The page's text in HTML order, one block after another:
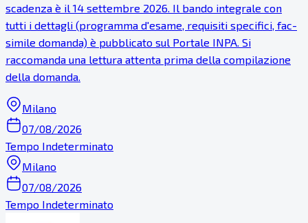
scadenza è il 14 settembre 2026. Il bando integrale con
tutti i dettagli (programma d'esame, requisiti specifici, fac-
simile domanda) è pubblicato sul Portale INPA. Si
raccomanda una lettura attenta prima della compilazione
della domanda.
Milano
07/08/2026
Tempo Indeterminato
Milano
07/08/2026
Tempo Indeterminato